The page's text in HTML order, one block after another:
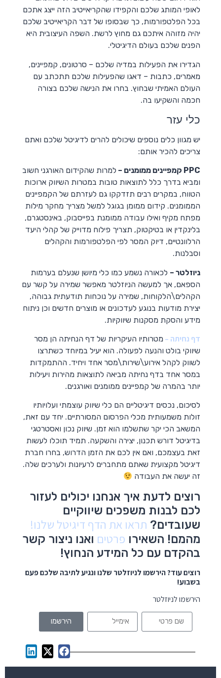
לאופי המותג שלכם והקפידו שהקריאייטיב הזה ייצג אתכם
בכל הפלטפורמות, כך שבסופו של דבר הקריאייטיב שלכם
יהיה מזוהה איתכם גם מחוץ לרשת. השפה העיצובית היא
הפנים שלכם בעולם הדיגיטלי.
הגדירו את הפעילות במדיה שלכם – סרטונים, קמפיינים,
מאמרים, כתבות – דאגו שהפעילות שלכם תתכתב עם
העולם האמיתי שבחוץ. בחרו את הנישה שלכם בצורה
חכמה והשקיעו בה.
כלי עזר
יש מגוון כלים נוספים שיכולים להרים לדיגיטל שלכם ואתם
צריכים להכיר אותם:
PPC קמפיינים ממומנים –
למרות שהקידום האורגני חשוב
ומביא בדרך כלל לתוצאות טובות במטרות השיווק ארוכות
הטווח, במקרים רבים תזדקקו גם לעזרתם של הקמפיינים
הממומנים. קידום ממומן בגוגל למשל מצריך מחקר מילות
מפתח מקיף ואילו עבודה ממומנת בפייסבוק, באינסטגרם,
בלינקדין או בטיקטוק, תצריך פילוח מדוייק של קהלי היעד
הרלוונטיים, דיוק המסר לפי הפלטפורמות והקהלים
וסבלנות.
ניוזלטר – לכאורה נשמע כמו כלי מיושן שנעלם בערמות
הספאם, אך למעשה הניוזלטר מאפשר שמירה על קשר עם
הקהלים\הלקוחות, שמירה על נוכחות תודעתית גבוהה,
יצירת מודעות בנוגע לעדכונים או מוצרים חדשים וכן ניתוח
מידע והסקת מסקנות שיווקיות.
דף נחיתה – מטרותיו העיקריות של דף הנחיתה הן מסר
שיווקי בולט והנעה לפעולה. הוא יעיל במיוחד כשתרצו
לשווק לקהל אירוע\שירות\מסר אחד ויחיד. ההתמקדות
במסר אחד בדף נחיתה מביאה לתוצאות מהירות ויעילות
יותר בהמרה של קמפיינים ממומנים ואורגנים.
לסיכום, נכסים דיגיטליים הם כלי שיווק עוצמתי ועלויותיו
זולות משמעותית מכלי הפרסום המסורתיים. יחד עם זאת,
המשאב הכי יקר שתשלמו הוא זמן. שיווק נכון ואסטרטגי
בדיגיטל דורש תכנון, יצירה והשקעה. תמיד תוכלו לעשות
זאת בעצמכם, ואם אין לכם את הזמן הדרוש, בחרו חברת
דיגיטל מקצועית שאתם מתחברים לרעיונות ולערכים שלה.
זה יעשה את העבודה
רוצים לדעת איך אנחנו יכולים לעזור
לכם לבנות משפכים שיווקיים
שעובדים? תראו את הדף דיגיטל שלנו!
מהמם! השאירו פרטים ואנו ניצור קשר
בהקדם עם כל המידע הנחוץ!
רוצים עוד? הירשמו לניוזלטר שלנו ונגיע לתיבה שלכם פעם
בשבוע!
הירשמו לניוזלטר